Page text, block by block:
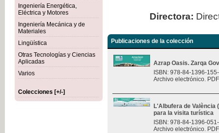
Ingeniería Energética,
Eléctrica y Motores
Ingeniería Mecánica y de
Materiales
Lingüística
Otras Tecnologías y Ciencias
Aplicadas
Varios
Colecciones [+/-]
Directora:
Publicaciones de la colección
Azrap Oasis. Zarqa
ISBN: 978-84-1396-
Archivo electrónico.
L'Albufera de València
para la visita turística
ISBN: 978-84-1396-
Archivo electrónico.